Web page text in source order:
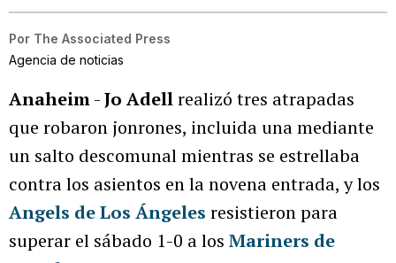
Por The Associated Press
Agencia de noticias
Anaheim-Jo Adellrealizó tres atrapadas
que robaron jonrones, incluida una mediante
un salto descomunal mientras se estrellaba
contra los asientos en la novena entrada, y los
Angels de Los Ángeles resistieron para
superar el sábado 1-0 a los Mariners de